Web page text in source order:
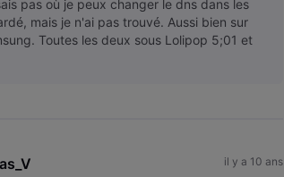
pas où je peux changer le dns dans les
mais je n'ai pas trouvé. Aussi bien sur
Toutes les deux sous Lolipop 5;01 et
il y a 10 ans